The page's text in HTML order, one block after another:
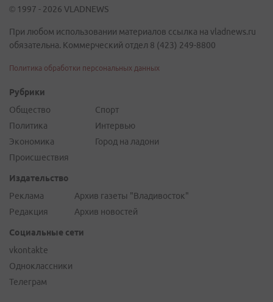
© 1997 - 2026 VLADNEWS
При любом использовании материалов ссылка на vladnews.ru
обязательна. Коммерческий отдел 8 (423) 249-8800
Политика обработки персональных данных
Рубрики
Общество
Политика
Экономика
Происшествия
Спорт
Интервью
Город на ладони
Издательство
Реклама
Редакция
Архив газеты "Владивосток"
Архив новостей
Социальные сети
vkontakte
Одноклассники
Телеграм